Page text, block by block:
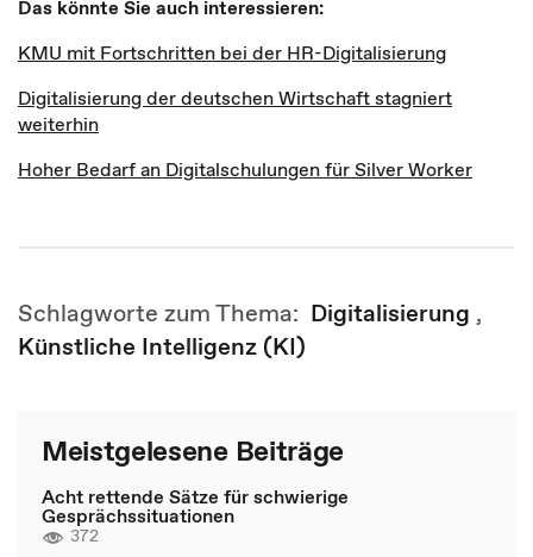
Das könnte Sie auch interessieren:
KMU mit Fortschritten bei der HR-Digitalisierung
Digitalisierung der deutschen Wirtschaft stagniert
weiterhin
Hoher Bedarf an Digitalschulungen für Silver Worker
Schlagworte zum Thema: Digitalisierung ,
Künstliche Intelligenz (KI)
Meistgelesene Beiträge
Acht rettende Sätze für schwierige
Gesprächssituationen
372